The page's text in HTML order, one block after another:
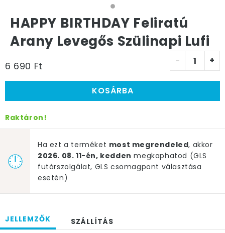
HAPPY BIRTHDAY Feliratú
Arany Levegős Szülinapi Lufi
6 690 Ft - +
KOSÁRBA
Raktáron!
Ha ezt a terméket most megrendeled, akkor
2026. 08. 11-én, kedden megkaphatod (GLS
futárszolgálat, GLS csomagpont választása
esetén)
JELLEMZŐK SZÁLLÍTÁS